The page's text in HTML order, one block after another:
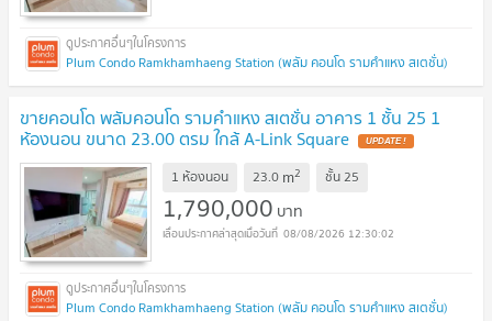
Plum Condo Ramkhamhaeng Station (พลัม คอนโด รามคำแหง สเตชั่น)
ขายคอนโด พลัมคอนโด รามคำแหง สเตชั่น อาคาร 1 ชั้น 25 1
ห้องนอน ขนาด 23.00 ตรม ใกล้ A-Link Square UPDATE !
1 ห้องนอน 23.0 m2 ชั้น25
1,790,000 บาท
08/08/2026 12:30:02
Plum Condo Ramkhamhaeng Station (พลัม คอนโด รามคำแหง สเตชั่น)